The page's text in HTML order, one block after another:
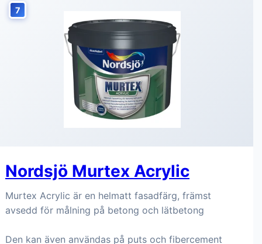
7
Nordsjö Murtex Acrylic
Murtex Acrylic är en helmatt fasadfärg, främst
avsedd för målning på betong och lätbetong
Den kan även användas på puts och fibercement